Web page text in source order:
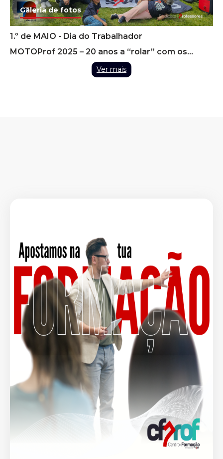
Galeria de fotos
1.º de MAIO - Dia do Trabalhador
MOTOProf 2025 – 20 anos a “rolar” com os
Ver mais